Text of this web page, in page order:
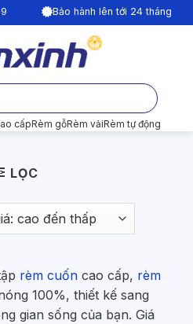
tháng | Tư vấn miễn phí
cấpRèm gỗRèm vảiRèm tự động
LỌC
rèm cuốn cao cấp, rèm
100%, thiết kế sang
gian sống của bạn. Giá